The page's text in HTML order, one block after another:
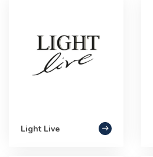
Light Live